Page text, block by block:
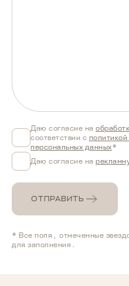
Даю согласие на
соответствии с
персональных данных*
Даю согласие на
ОТПРАВИТЬ
* Все поля, отмеченные
для заполнения.